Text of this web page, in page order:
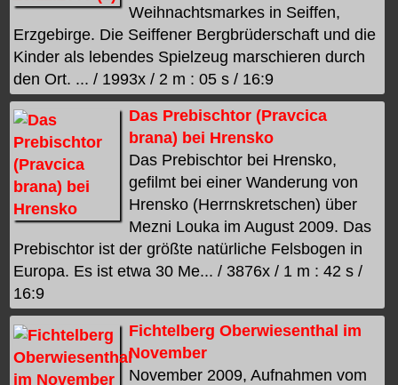
Weihnachtsmarkes in Seiffen,
Erzgebirge. Die Seiffener Bergbrüderschaft und die
Kinder als lebendes Spielzeug marschieren durch
den Ort. ... / 1993x / 2 m : 05 s / 16:9
Das Prebischtor (Pravcica
brana) bei Hrensko
Das Prebischtor bei Hrensko,
gefilmt bei einer Wanderung von
Hrensko (Herrnskretschen) über
Mezni Louka im August 2009. Das
Prebischtor ist der größte natürliche Felsbogen in
Europa. Es ist etwa 30 Me... / 3876x / 1 m : 42 s /
16:9
Fichtelberg Oberwiesenthal im
November
November 2009, Aufnahmen vom